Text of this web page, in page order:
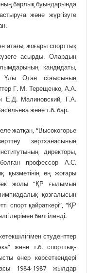
барлық буындарында
және жүргізуге
атағы, жоғары спорттық
жүзеге асырды. Олардың
кандидаты,
Ұлы Отан соғысының
Г. М. Терещенко, А.А.
Е.Д. Малиновский, Г.А.
және т.б. бар.
жатқан, “Высокогорье
зертханасының
директоры,
профессор А.С.
қызметінің ең жоғары
жолы “ҚР ғылымын
қозғалысын
спорт қайраткері”, “ҚР
белгіленді.
студенттер
және т.б. спорттық-
өнер көрсеткендері
1984-1987 жылдар